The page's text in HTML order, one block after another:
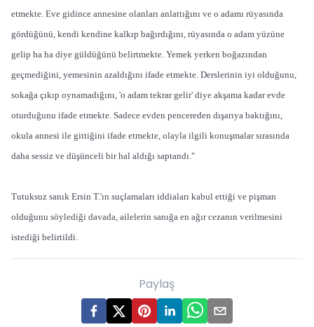
etmekte. Eve gidince annesine olanları anlattığını ve o adamı rüyasında
gördüğünü, kendi kendine kalkıp bağırdığını, rüyasında o adam yüzüne
gelip ha ha diye güldüğünü belirtmekte. Yemek yerken boğazından
geçmediğini, yemesinin azaldığını ifade etmekte. Derslerinin iyi olduğunu,
sokağa çıkıp oynamadığını, 'o adam tekrar gelir' diye akşama kadar evde
oturduğunu ifade etmekte. Sadece evden pencereden dışarıya baktığını,
okula annesi ile gittiğini ifade etmekte, olayla ilgili konuşmalar sırasında
daha sessiz ve düşünceli bir hal aldığı saptandı."
Tutuksuz sanık Ersin T.'ın suçlamaları iddiaları kabul ettiği ve pişman
olduğunu söylediği davada, ailelerin sanığa en ağır cezanın verilmesini
istediği belirtildi.
Paylaş